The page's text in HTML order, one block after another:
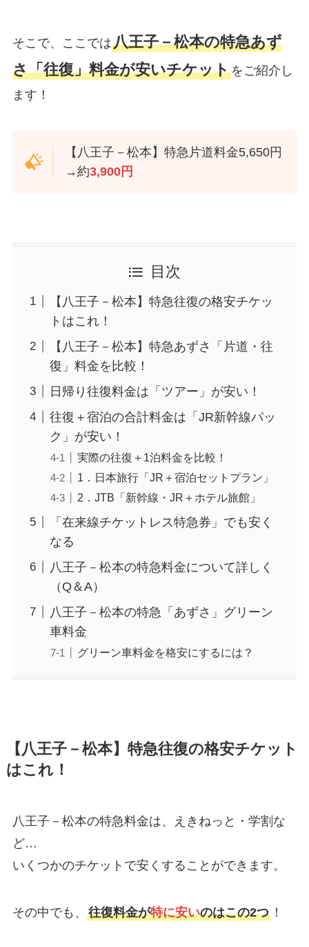
そこで、ここでは八王子－松本の特急あず
さ「往復」料金が安いチケットをご紹介し
ます！
【八王子－松本】特急片道料金5,650円
→約3,900円
目次
【八王子－松本】特急往復の格安チケッ
トはこれ！
【八王子－松本】特急あずさ「片道・往
復」料金を比較！
日帰り往復料金は「ツアー」が安い！
往復＋宿泊の合計料金は「JR新幹線パッ
ク」が安い！
実際の往復＋1泊料金を比較！
1．日本旅行「JR＋宿泊セットプラン」
2．JTB「新幹線・JR＋ホテル旅館」
「在来線チケットレス特急券」でも安く
なる
八王子－松本の特急料金について詳しく
（Q＆A）
八王子－松本の特急「あずさ」グリーン
車料金
グリーン車料金を格安にするには？
【八王子－松本】特急往復の格安チケット
はこれ！
八王子－松本の特急料金は、えきねっと・学割な
ど…
いくつかのチケットで安くすることができます。
その中でも、 往復料金が特に安いのはこの2つ！